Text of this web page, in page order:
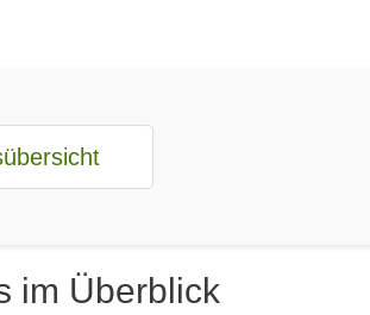
im Überblick